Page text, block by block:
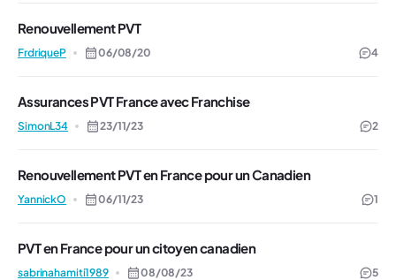
Renouvellement PVT
FrdriqueP 06/08/20 4
Assurances PVT France avec Franchise
SimonL34 23/11/23 2
Renouvellement PVT en France pour un Canadien
YannickO 06/11/23 1
PVT en France pour un citoyen canadien
sabrinahamiti1989 08/08/23 5